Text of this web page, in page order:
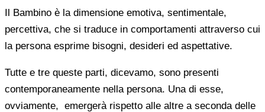
Il Bambino è la dimensione emotiva, sentimentale,
percettiva, che si traduce in comportamenti attraverso cui
la persona esprime bisogni, desideri ed aspettative.
Tutte e tre queste parti, dicevamo, sono presenti
contemporaneamente nella persona. Una di esse,
ovviamente, emergerà rispetto alle altre a seconda delle